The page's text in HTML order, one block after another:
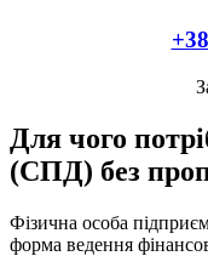
Для чого
(СПД) без